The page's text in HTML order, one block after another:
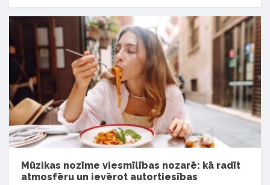
Mūzikas nozīme viesmīlības nozarē: kā radīt
atmosfēru un ievērot autortiesības